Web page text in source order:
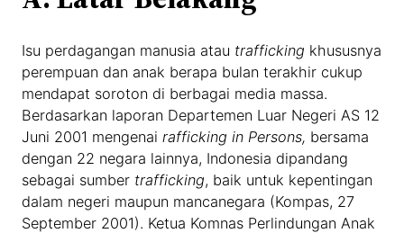
Isu perdagangan manusia atau trafficking khususnya
perempuan dan anak berapa bulan terakhir cukup
mendapat soroton di berbagai media massa.
Berdasarkan laporan Departemen Luar Negeri AS 12
Juni 2001 mengenai rafficking in Persons, bersama
dengan 22 negara lainnya, Indonesia dipandang
sebagai sumber trafficking, baik untuk kepentingan
dalam negeri maupun mancanegara (Kompas, 27
September 2001). Ketua Komnas Perlindungan Anak